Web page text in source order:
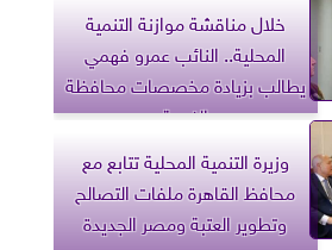
خلال مناقشة موازنة التنمية
المحلية.. النائب عمرو فهمي
يطالب بزيادة مخصصات محافظة
الغربية
وزيرة التنمية المحلية تتابع مع
محافظ القاهرة ملفات التصالح
وتطوير العتبة ومصر الجديدة